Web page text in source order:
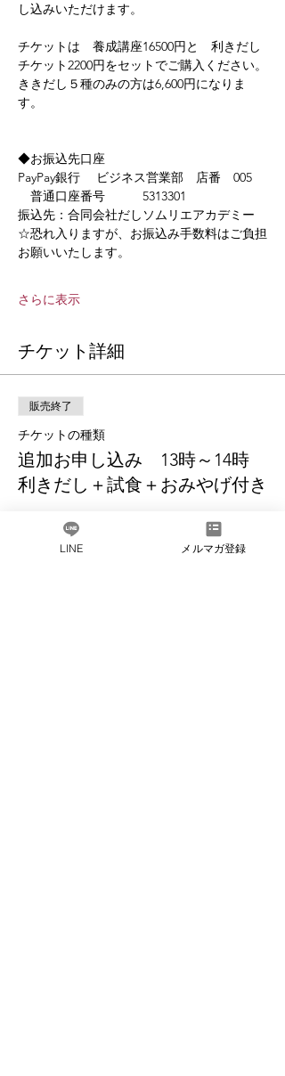
し込みいただけます。
チケットは　養成講座16500円と　利きだし
チケット2200円をセットでご購入ください。
ききだし５種のみの方は6,600円になりま
す。
◆お振込先口座
PayPay銀行　 ビジネス営業部　店番　005
普通口座番号　　　5313301
振込先：合同会社だしソムリエアカデミー
☆恐れ入りますが、お振込み手数料はご負担
お願いいたします。
さらに表示
チケット詳細
販売終了
チケットの種類
追加お申し込み 13時～14時
利きだし＋試食＋おみやげ付き
詳細を見る
LINE メルマガ登録